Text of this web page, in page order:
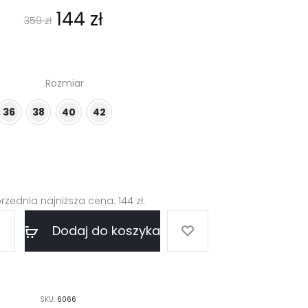
359zł Pierwotna
wynosiła:
359 zł.
144 złAktualna
144 zł.
Rozmiar
36 38 40 42
najniższa cena: 144 zł.
Dodaj do koszyka
SKU: 6066